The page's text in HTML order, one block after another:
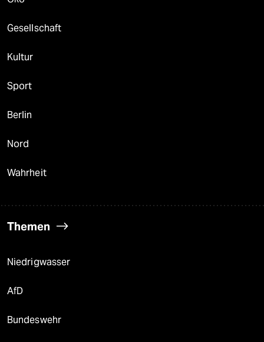
Gesellschaft
Kultur
Sport
Berlin
Nord
Wahrheit
Themen
Niedrigwasser
AfD
Bundeswehr